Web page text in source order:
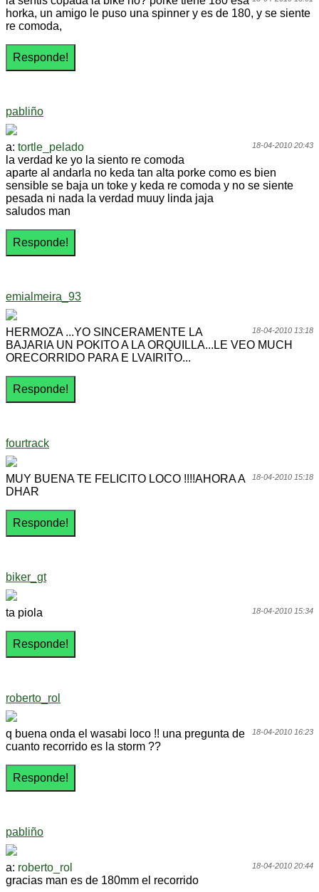
horka, un amigo le puso una spinner y es de 180, y se siente
re comoda,
pabliño
18-04-2010 20:43
a: tortle_pelado
la verdad ke yo la siento re comoda
aparte al andarla no keda tan alta porke como es bien
sensible se baja un toke y keda re comoda y no se siente
pesada ni nada la verdad muuy linda jaja
saludos man
emialmeira_93
18-04-2010 13:18
HERMOZA ...YO SINCERAMENTE LA
BAJARIA UN POKITO A LA ORQUILLA...LE VEO MUCH
ORECORRIDO PARA E LVAIRITO...
fourtrack
18-04-2010 15:18
MUY BUENA TE FELICITO LOCO !!!!AHORA A
DHAR
biker_gt
18-04-2010 15:34
ta piola
roberto_rol
18-04-2010 16:23
q buena onda el wasabi loco !! una pregunta de
cuanto recorrido es la storm ??
pabliño
18-04-2010 20:44
a: roberto_rol
gracias man es de 180mm el recorrido